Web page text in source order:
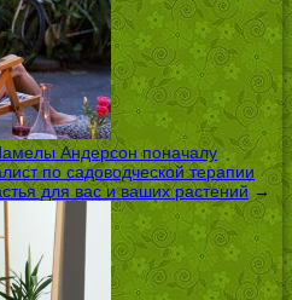
Андерсон поначалу
по садоводческой терапии
для вас и ваших растений →